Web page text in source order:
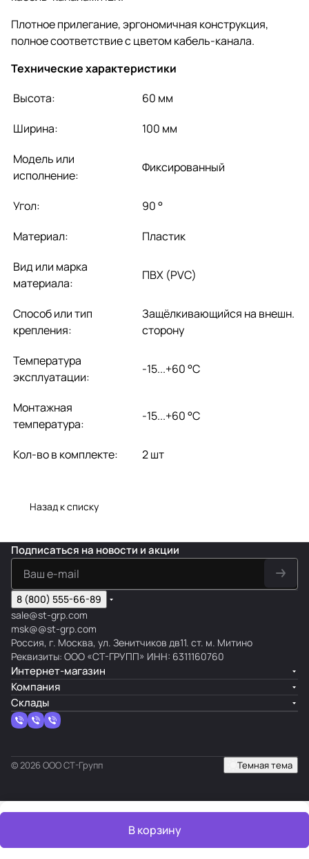
Плотное прилегание, эргономичная конструкция,
полное соответствие с цветом кабель-канала.
Технические характеристики
Высота:
60 мм
Ширина:
100 мм
Модель или
исполнение:
Фиксированный
Угол:
90 °
Материал:
Пластик
Вид или марка
материала:
ПВХ (PVC)
Способ или тип
крепления:
Защёлкивающийся на внешн.
сторону
Температура
эксплуатации:
-15...+60 °C
Монтажная
температура:
-15...+60 °C
Кол-во в комплекте: 2 шт
Назад к списку
В корзину
Подписаться на новости и акции
8 (800) 555-66-89
sale@st-grp.com
msk@@st-grp.com
Россия, г. Москва, ул. Зенитчиков дв11. ст. м. Митино
Реквизиты: ООО «СТ-ГРУПП» ИНН: 6311160760
Интернет-магазин
Компания
Склады
© 2026 ООО СТ-Групп Темная тема